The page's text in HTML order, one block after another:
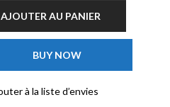
AJOUTER AU PANIER
BUY NOW
à la liste d’envies